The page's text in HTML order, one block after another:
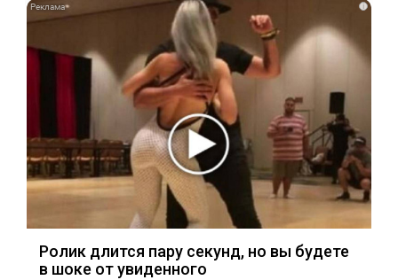
i
Ролик длится пару секунд, но вы будете
в шоке от увиденного